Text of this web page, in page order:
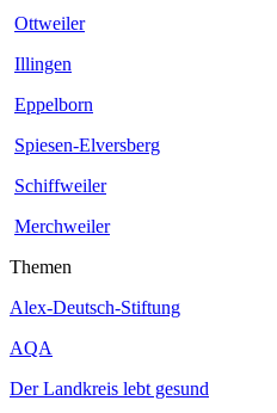
Ottweiler
Illingen
Eppelborn
Spiesen-Elversberg
Schiffweiler
Merchweiler
Themen
Alex-Deutsch-Stiftung
AQA
Der Landkreis lebt gesund